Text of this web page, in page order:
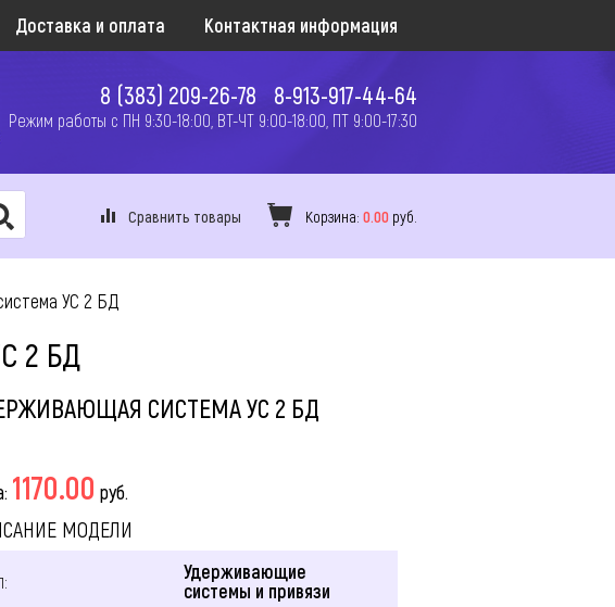
Доставка и оплата Контактная информация
8 (383) 209-26-78 8-913-917-44-64
Режим работы с ПН 9:30-18:00, ВТ-ЧТ 9:00-18:00, ПТ 9:00-17:30
Сравнить товары Корзина: 0.00 руб.
УС 2 БД
2 БД
СИСТЕМА УС 2 БД
1170.00 руб.
МОДЕЛИ
Удерживающие
системы и привязи